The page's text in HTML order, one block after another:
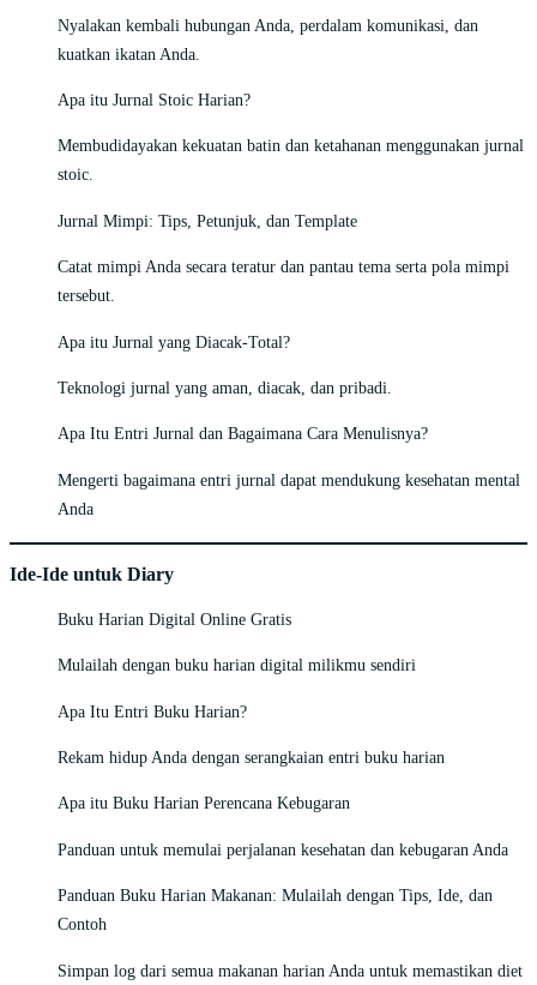
Nyalakan kembali hubungan Anda, perdalam komunikasi, dan
kuatkan ikatan Anda.
Apa itu Jurnal Stoic Harian?
Membudidayakan kekuatan batin dan ketahanan menggunakan jurnal
stoic.
Jurnal Mimpi: Tips, Petunjuk, dan Template
Catat mimpi Anda secara teratur dan pantau tema serta pola mimpi
tersebut.
Apa itu Jurnal yang Diacak-Total?
Teknologi jurnal yang aman, diacak, dan pribadi.
Apa Itu Entri Jurnal dan Bagaimana Cara Menulisnya?
Mengerti bagaimana entri jurnal dapat mendukung kesehatan mental
Anda
Ide-Ide untuk Diary
Buku Harian Digital Online Gratis
Mulailah dengan buku harian digital milikmu sendiri
Apa Itu Entri Buku Harian?
Rekam hidup Anda dengan serangkaian entri buku harian
Apa itu Buku Harian Perencana Kebugaran
Panduan untuk memulai perjalanan kesehatan dan kebugaran Anda
Panduan Buku Harian Makanan: Mulailah dengan Tips, Ide, dan
Contoh
Simpan log dari semua makanan harian Anda untuk memastikan diet